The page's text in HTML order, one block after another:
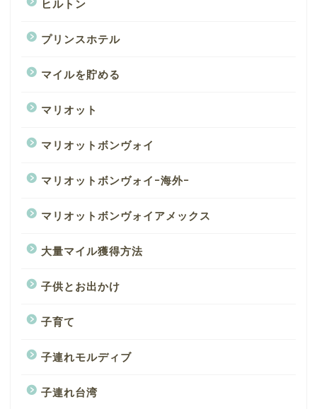
ヒルトン
プリンスホテル
マイルを貯める
マリオット
マリオットボンヴォイ
マリオットボンヴォイｰ海外ｰ
マリオットボンヴォイアメックス
大量マイル獲得方法
子供とお出かけ
子育て
子連れモルディブ
子連れ台湾